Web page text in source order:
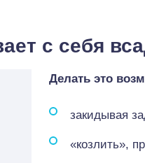
с себя
Делать это
закидывая
«козлить»,